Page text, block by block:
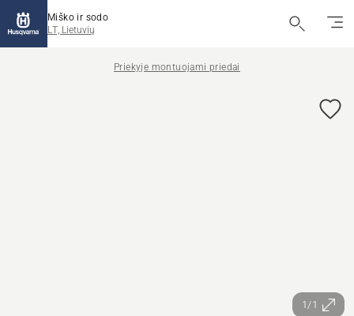
Miško ir sodo
LT, Lietuvių
Priekyje montuojami priedai
1/1